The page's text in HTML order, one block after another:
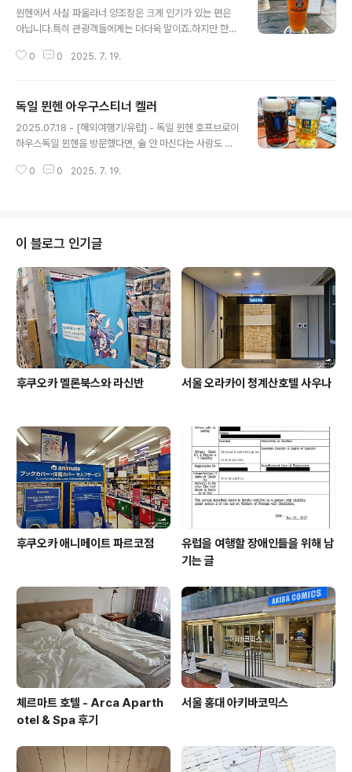
뮌헨에서 사실 파울라너 양조장은 크게 인기가 있는 편은
아닙니다.특히 관광객들에게는 더더욱 말이죠.하지만 한국
맥주가 또 파울라너 아니겠습니까?그래서 파울라너 노커
각은 없었는데, 다른 양조장 가는 중간에 엄마가 휴대폰을
분실해서 난리를 치고...어떻게 습득한 사람과 연락이 닿아
서 어찌저찌 다음날 보기로 한 뒤, 밥먹으로 향한 곳이 바로
몰랐는데, 막상 가보니 꽤나 지대가 높은 곳에 위치해 있었
0 0 2025. 7. 19.
독일 뮌헨 아우구스티너 켈러
2025.07.18 - [해외여행기/유럽] - 독일 뮌헨 호프브로이
하우스독일 뮌헨을 방문했다면, 술 안 마신다는 사람도 한
니다.2012년에 처음 방문했었고, 2014년에는 뮌헨 공항
data-og-image="https://scrap.kakaocdn.net/d
n/bCJMBD/hyZnyWxZVK/aMGzFwGTbyBfbVDO
kKT360/img.jpg?width=800&height=533&face
=0_0_800_533,htt..
0 0 2025. 7. 19.
이 블로그 인기글
후쿠오카 멜론북스와 라신반 서울 오라카이 청계산호텔 사우나
후쿠오카 애니메이트 파르코점
유럽을 여행할 장애인들을 위해 남
기는 글
체르마트 호텔 - Arca Aparth
otel & Spa 후기
서울 홍대 아키바코믹스